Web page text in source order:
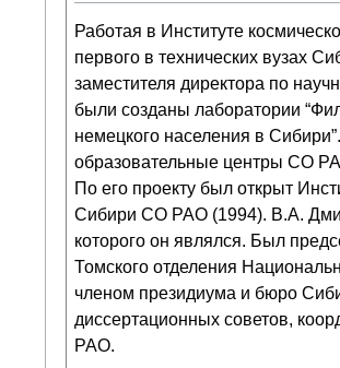
Работая в Институте
первого в технических вузах
заместителя директора по
были созданы лаборатории
немецкого населения в
образовательные центры СО
По его проекту был открыт
Сибири СО РАО (1994). В.А.
которого он являлся. Был
Томского отделения
членом президиума и бюро
диссертационных советов,
РАО.